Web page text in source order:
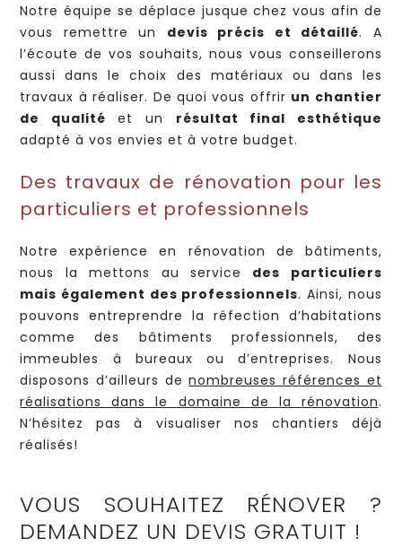
Notre équipe se déplace jusque chez vous afin de
vous remettre un devis précis et détaillé. A
l’écoute de vos souhaits, nous vous conseillerons
aussi dans le choix des matériaux ou dans les
travaux à réaliser. De quoi vous offrir un chantier
de qualité et un résultat final esthétique
adapté à vos envies et à votre budget.
Des travaux de rénovation pour les
particuliers et professionnels
Notre expérience en rénovation de bâtiments,
nous la mettons au service des particuliers
mais également des professionnels. Ainsi, nous
pouvons entreprendre la réfection d’habitations
comme des bâtiments professionnels, des
immeubles à bureaux ou d’entreprises. Nous
disposons d’ailleurs denombreuses références et
réalisations dans le domaine de la rénovation.
N’hésitez pas à visualiser nos chantiers déjà
réalisés!
VOUS SOUHAITEZ RÉNOVER ?
DEMANDEZ UN DEVIS GRATUIT !